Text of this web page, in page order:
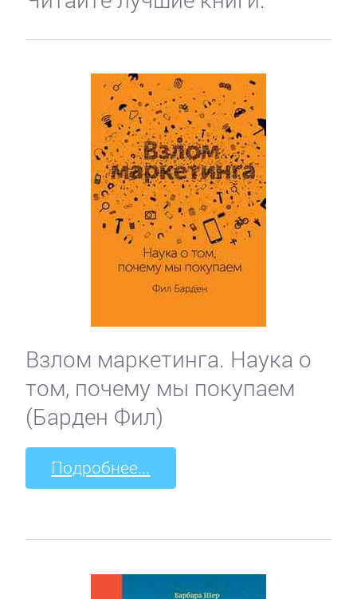
Взлом маркетинга. Наука о
том, почему мы покупаем
(Барден Фил)
Подробнее...